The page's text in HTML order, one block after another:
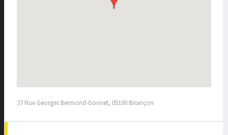
37 Rue Georges Bermond-Gonnet, 05100 Briançon